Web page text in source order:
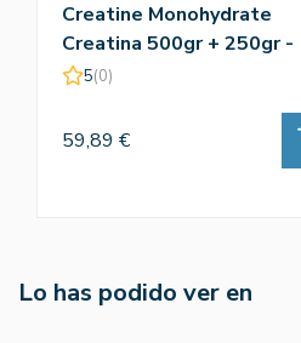
Creatine Monohydrate
Creatina 500gr + 250gr -
Amix
5(0)
59,89 €
Lo has podido ver en